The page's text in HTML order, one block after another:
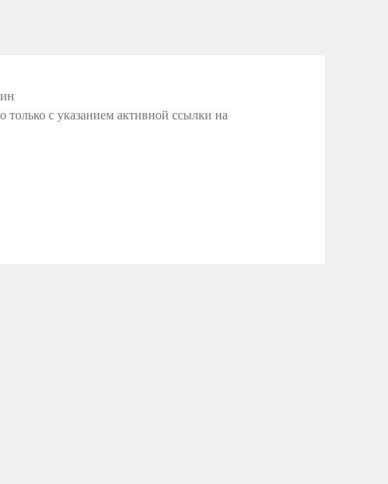
только с указанием активной ссылки на